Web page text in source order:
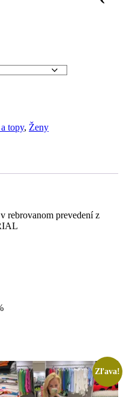
topy, Ženy
rebrovanom prevedení z
Zľava!